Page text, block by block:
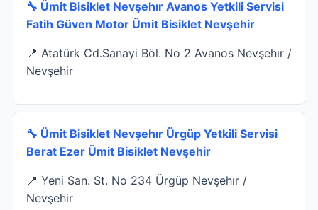
🔧 Ümit Bisiklet Nevşehır Avanos Yetkili Servisi
Fatih Güven Motor Ümit Bisiklet Nevşehir
📍 Atatürk Cd.Sanayi Böl. No 2 Avanos Nevşehır /
Nevşehir
🔧 Ümit Bisiklet Nevşehır Ürgüp Yetkili Servisi
Berat Ezer Ümit Bisiklet Nevşehir
📍 Yeni San. St. No 234 Ürgüp Nevşehır /
Nevşehir